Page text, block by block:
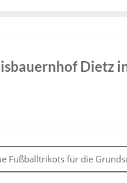
Dietz
Fußballtrikots für die